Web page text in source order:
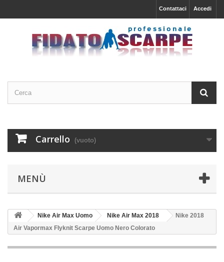
Accedi
Contattaci
Carrello (vuoto)
MENÙ
Nike Air Max Uomo Nike Air Max 2018
Nike 2018
Air Vapormax Flyknit Scarpe Uomo Nero Colorato